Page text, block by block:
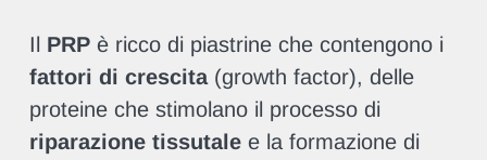
Il PRPè ricco di piastrine che contengono i
fattori di crescita(growth factor), delle
proteine che stimolano il processo di
riparazione tissutalee la formazione di